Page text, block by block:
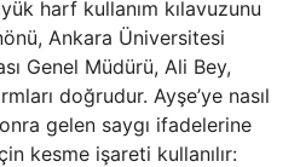
harf kullanım kılavuzunu
Ankara Üniversitesi
Genel Müdürü, Ali Bey,
doğrudur. Ayşe’ye nasıl
gelen saygı ifadelerine
kesme işareti kullanılır: